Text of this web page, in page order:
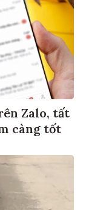
Zalo, tất
càng tốt